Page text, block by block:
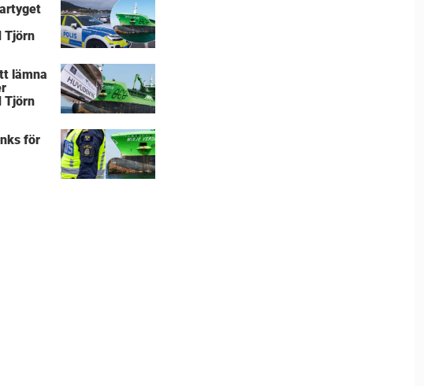
Tjörn
lämna
Tjörn
för